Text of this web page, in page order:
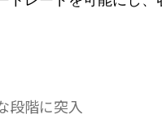
段階に突入